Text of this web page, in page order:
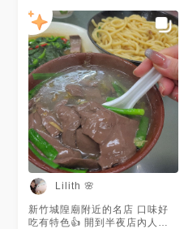
活也不給^^ 但認真說的話鴨皮
韌、肉偏柴難咬開，肉燥的香氣
也不夠 No offense可是高雄鴨
肉珍目前還是領先喔(眨眼 🦆炒
鴨血(辣) 平常不怎麼愛「血」的
me居然蠻喜歡的 辣本身是提香
用的很讚，鴨血口感又很不錯
不過菜單上真的看不出來這麼大
一盤欸，一般人看到一盤$80真
的會點嗎ಠ_ಠ 💁‍♀️總的來說我真
的不懂這個人潮是怎麼來的欸，
人那麼多位子又超擠東西再好吃
我也會覺得不好吃 為了賺錢不
顧客人用餐體驗和品質就是這個
樣子嗎? 不曉得🤷🏻‍♀️ ｜新竹北區
城隍廟附近 ｜生意非常非常好
一定要先找位子 ｜畫單點餐，
Lilith 🌸
新竹城隍廟附近的名店 口味好
吃有特色👍 開到半夜店內人潮